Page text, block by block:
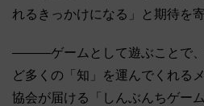
れるきっかけになる」と期待を寄
―――ゲームとして遊ぶことで、
ど多くの「知」を運んでくれる
協会が届ける「しんぶんちゲー